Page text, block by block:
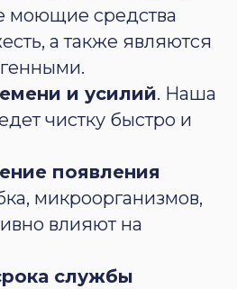
моющие средства
а также являются
и усилий. Наша
чистку быстро и
появления
микроорганизмов,
влияют на
службы